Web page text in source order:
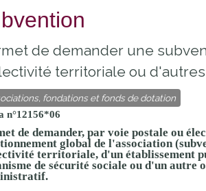
des
assistante
maternelle
Pôle petite
Etablissements
CCAS
Conseil
Le SSIAD
des Trois
de demander une
territoriale ou
fondations et fonds de dotation
n°12156*06
de demander, par voie postale ou
global de l'association
territoriale, d'un établissement
de sécurité sociale ou d'un autre